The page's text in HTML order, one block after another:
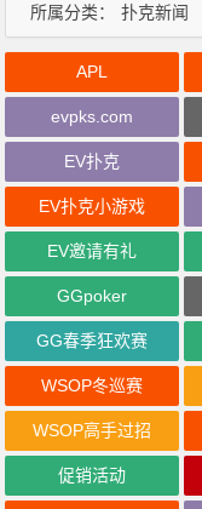
所属分类： 扑克新闻
APL
evpks.com
EV扑克
EV扑克小游戏
EV邀请有礼
GGpoker
GG春季狂欢赛
WSOP冬巡赛
WSOP高手过招
促销活动